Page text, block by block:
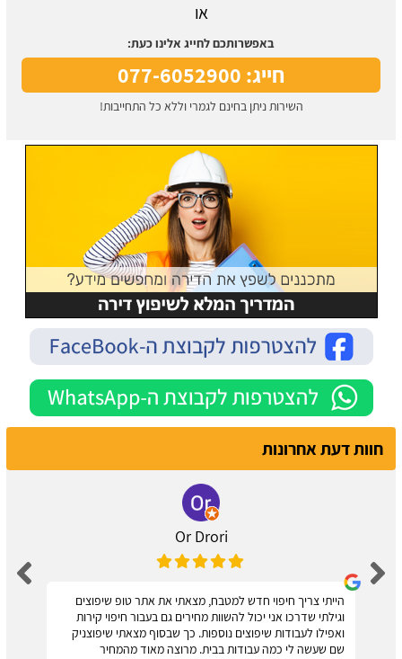
או
באפשרותכם לחייג אלינו כעת:
חייג: 077-6052900
השירות ניתן בחינם לגמרי וללא כל התחייבות!
חוות דעת אחרונות
Or Drori
הייתי צריך חיפוי חדש למטבח, מצאתי את אתר טופ שיפוצים
וגילתי שדרכו אני יכול להשוות מחירים גם בעבור חיפוי קירות
ואפילו לעבודות שיפוצים נוספות. כך שבסוף מצאתי שיפוצניק
שם שעשה לי כמה עבודות בבית. מרוצה מאוד מהמחיר